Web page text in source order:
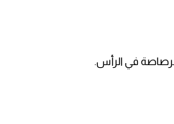
في الرأس.